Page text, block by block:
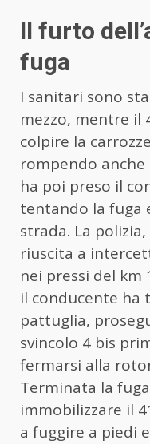
Il furto
fuga
I sanitari sono
mezzo, mentre il
colpire la
rompendo anche
ha poi preso il
tentando la fuga
strada. La
riuscita a
nei pressi del km
il conducente ha
pattuglia,
svincolo 4 bis
fermarsi alla
Terminata la
immobilizzare il
a fuggire a piedi